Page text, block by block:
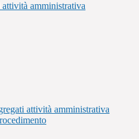
amministrativa
attività amministrativa